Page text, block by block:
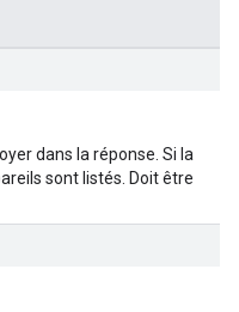
dans la réponse. Si la
sont listés. Doit être